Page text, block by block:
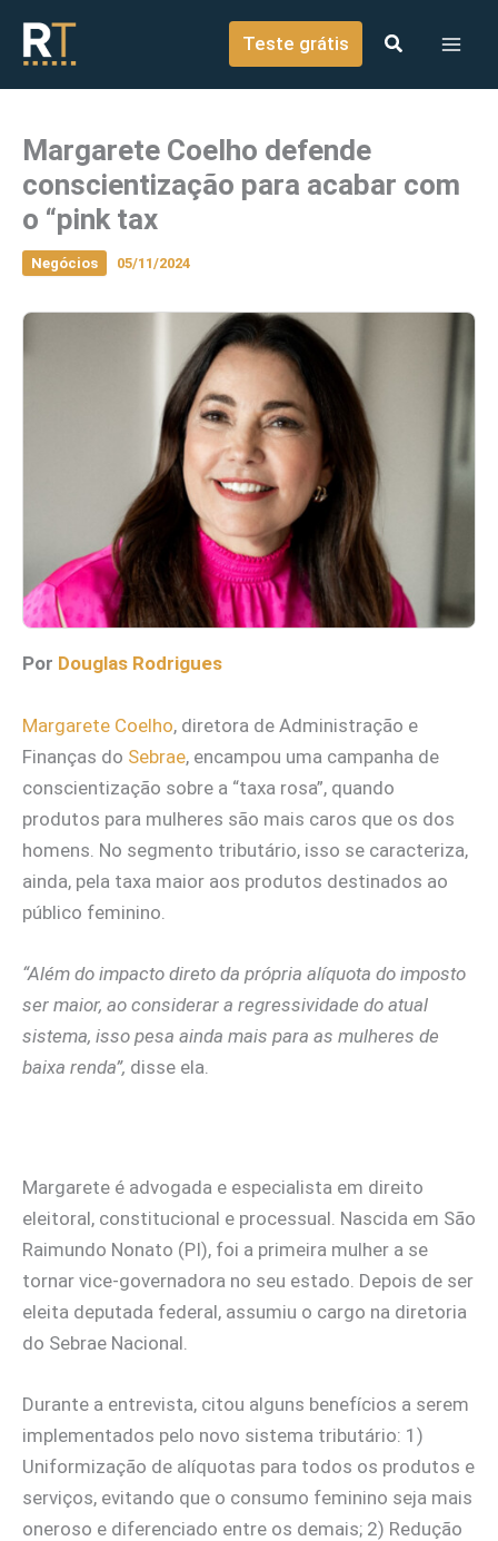
conteúdo
Teste grátis
Margarete Coelho defende
conscientização para acabar com
o “pink tax
Negócios 05/11/2024
Por Douglas Rodrigues
Margarete Coelho, diretora de Administração e
Finanças do Sebrae, encampou uma campanha de
conscientização sobre a “taxa rosa”, quando
produtos para mulheres são mais caros que os dos
homens. No segmento tributário, isso se caracteriza,
ainda, pela taxa maior aos produtos destinados ao
público feminino.
“Além do impacto direto da própria alíquota do imposto
ser maior, ao considerar a regressividade do atual
sistema, isso pesa ainda mais para as mulheres de
baixa renda”, disse ela.
Margarete é advogada e especialista em direito
eleitoral, constitucional e processual. Nascida em São
Raimundo Nonato (PI), foi a primeira mulher a se
tornar vice-governadora no seu estado. Depois de ser
eleita deputada federal, assumiu o cargo na diretoria
do Sebrae Nacional.
Durante a entrevista, citou alguns benefícios a serem
implementados pelo novo sistema tributário: 1)
Uniformização de alíquotas para todos os produtos e
serviços, evitando que o consumo feminino seja mais
oneroso e diferenciado entre os demais; 2) Redução